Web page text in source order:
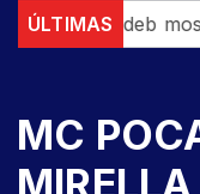
ÚLTIMASIdeb mostra
MC